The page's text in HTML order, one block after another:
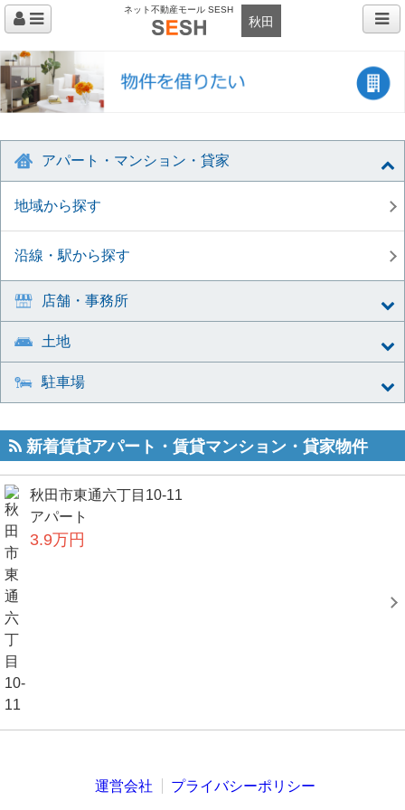
ネット不動産モール SESH
秋田
アパート・マンション・貸家
地域から探す
沿線・駅から探す
店舗・事務所
土地
駐車場
新着賃貸アパート・賃貸マンション・貸家物件
秋田市東通六丁目10-11
アパート
3.9万円
運営会社 プライバシーポリシー